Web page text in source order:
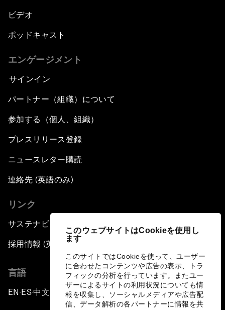
このウェブサイトはCookieを使用し
ます
このサイトではCookieを使って、ユーザー
に合わせたコンテンツや広告の表示、トラ
フィックの分析を行っています。またユー
ザーによるサイトの利用状況についても情
報を収集し、ソーシャルメディアや広告配
信、データ解析の各パートナーに情報を共
ビデオ
ポッドキャスト
エンゲージメント
サインイン
パートナー（組織）について
参加する（個人、組織）
プレスリリース登録
ニュースレター購読
連絡先 (英語のみ)
リンク
サステナビリティへの取り組み
採用情報 (英語のみ)
言語
EN ▪ES▪中文▪ 日本語